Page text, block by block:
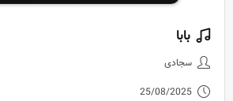
دانلود آهنگ جدید
بابا
سجادی
25/08/2025